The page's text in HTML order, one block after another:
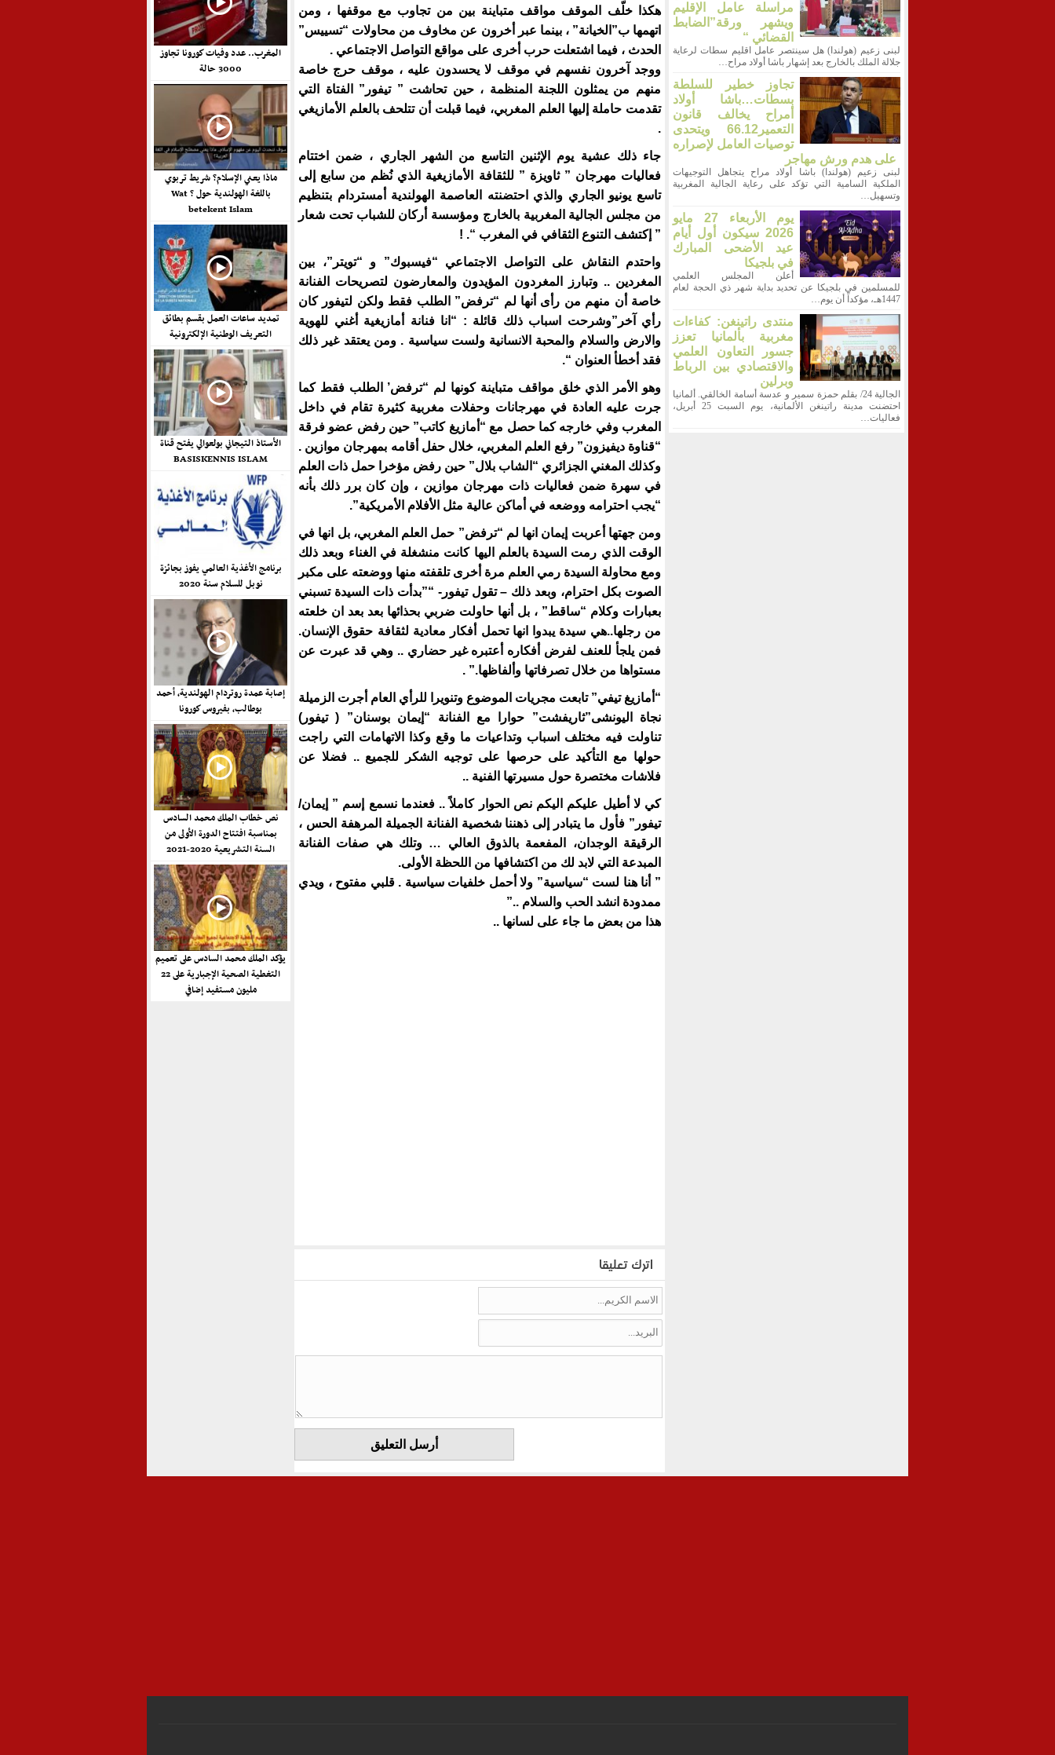
مراسلة عامل الإقليم
ويشهر ورقة”الضابط
القضائي “
لبنى زعيم (هولندا) هل سينتصر عامل اقليم سطات لرعاية
جلالة الملك بالخارج بعد إشهار باشا أولاد مراح…
تجاوز خطير للسلطة
بسطات…باشا أولاد
أمراح يخالف قانون
التعمير66.12 ويتحدى
توصيات العامل لإصراره
على هدم ورش مهاجر
لبنى زعيم (هولندا) باشا أولاد مراح يتجاهل التوجيهات
الملكية السامية التي تؤكد على رعاية الجالية المغربية
وتسهيل…
يوم الأربعاء 27 مايو
2026 سيكون أول أيام
عيد الأضحى المبارك
في بلجيكا
أعلن المجلس العلمي
للمسلمين في بلجيكا عن تحديد بداية شهر ذي الحجة لعام
1447هـ، مؤكداً أن يوم…
منتدى راتينغن: كفاءات
مغربية بألمانيا تعزز
جسور التعاون العلمي
والاقتصادي بين الرباط
وبرلين
الجالية 24/ بقلم حمزة سمير و عدسة أسامة الخالقي. ألمانيا
احتضنت مدينة راتينغن الألمانية، يوم السبت 25 أبريل،
فعاليات…
هكذا خلّف الموقف مواقف متباينة بين من تجاوب مع موقفها ، ومن
اتهمها ب”الخيانة” ، بينما عبر أخرون عن مخاوف من محاولات “تسييس”
الحدث ، فيما اشتعلت حرب أخرى على مواقع التواصل الاجتماعي .
ووجد آخرون نفسهم في موقف لا يحسدون عليه ، موقف حرج خاصة
منهم من يمثلون اللجنة المنظمة ، حين تحاشت ” تيفور” الفتاة التي
تقدمت حاملة إليها العلم المغربي، فيما قبلت أن تتلحف بالعلم الأمازيغي
.
جاء ذلك عشية يوم الإثنين التاسع من الشهر الجاري ، ضمن اختتام
فعاليات مهرجان ” ثاويزة ” للثقافة الأمازيغية الذي نُظم من سابع إلى
تاسع يونيو الجاري والذي احتضنته العاصمة الهولندية أمستردام بتنظيم
من مجلس الجالية المغربية بالخارج ومؤسسة أركان للشباب تحت شعار
” إكتشف التنوع الثقافي في المغرب “. !
واحتدم النقاش على التواصل الاجتماعي “فيسبوك” و “تويتر”، بين
المغردين .. وتبارز المغردون المؤيدون والمعارضون لتصريحات الفنانة
خاصة أن منهم من رأى أنها لم “ترفض” الطلب فقط ولكن لتيفور كان
رأي آخر”وشرحت اسباب ذلك قائلة : “انا فنانة أمازيغية أغني للهوية
والارض والسلام والمحبة الانسانية ولست سياسية . ومن يعتقد غير ذلك
فقد أخطأ العنوان “.
وهو الأمر الذي خلق مواقف متباينة كونها لم “ترفض’ الطلب فقط كما
جرت عليه العادة في مهرجانات وحفلات مغربية كثيرة تقام في داخل
المغرب وفي خارجه كما حصل مع “أمازيغ كاتب” حين رفض عضو فرقة
“قناوة ديفيزون” رفع العلم المغربي، خلال حفل أقامه بمهرجان موازين .
وكذلك المغني الجزائري “الشاب بلال” حين رفض مؤخرا حمل ذات العلم
في سهرة ضمن فعاليات ذات مهرجان موازين ، وإن كان برر ذلك بأنه
“يجب احترامه ووضعه في أماكن عالية مثل الأفلام الأمريكية”.
ومن جهتها أعربت إيمان انها لم “ترفض” حمل العلم المغربي، بل انها في
الوقت الذي رمت السيدة بالعلم اليها كانت منشغلة في الغناء وبعد ذلك
ومع محاولة السيدة رمي العلم مرة أخرى تلقفته منها ووضعته على مكبر
الصوت بكل احترام، وبعد ذلك – تقول تيفور- “”بدأت ذات السيدة تسبني
بعبارات وكلام “ساقط” ، بل أنها حاولت ضربي بحذائها بعد بعد ان خلعته
من رجلها..هي سيدة يبدوا انها تحمل أفكار معادية لثقافة حقوق الإنسان.
فمن يلجأ للعنف لفرض أفكاره أعتبره غير حضاري .. وهي قد عبرت عن
مستواها من خلال تصرفاتها وألفاظها.” .
“أمازيغ تيفي” تابعت مجريات الموضوع وتنويرا للرأي العام أجرت الزميلة
نجاة اليونشى”ثاريفشت” حوارا مع الفنانة “إيمان بوسنان” ( تيفور)
تناولت فيه مختلف اسباب وتداعيات ما وقع وكذا الاتهامات التي راجت
حولها مع التأكيد على حرصها على توجيه الشكر للجميع .. فضلا عن
فلاشات مختصرة حول مسيرتها الفنية ..
كي لا أطيل عليكم اليكم نص الحوار كاملاً .. فعندما نسمع إسم ” إيمان/
تيفور” فأول ما يتبادر إلى ذهننا شخصية الفنانة الجميلة المرهفة الحس ،
الرقيقة الوجدان، المفعمة بالذوق العالي … وتلك هي صفات الفنانة
المبدعة التي لابد لك من اكتشافها من اللحظة الأولى.
” أنا هنا لست “سياسية” ولا أحمل خلفيات سياسية . قلبي مفتوح ، ويدي
ممدودة انشد الحب والسلام ..”
هذا من بعض ما جاء على لسانها ..
اترك تعليقا
المغرب.. عدد وفيات كورونا تجاوز
3000 حالة
ماذا يعني الإسلام؟ شريط تربوي
باللغة الهولندية حول ? Wat
betekent Islam
تمديد ساعات العمل بقسم بطائق
التعريف الوطنية الإلكترونية
الأستاذ التيجاني بولعوالي يفتح قناة
BASISKENNIS ISLAM
برنامج الأغذية العالمي يفوز بجائزة
نوبل للسلام سنة 2020
إصابة عمدة روتردام الهولندية، أحمد
بوطالب، بفيروس كورونا
نص خطاب الملك محمد السادس
بمناسبة افتتاح الدورة الأولى من
السنة التشريعية 2020-2021
يؤكد الملك محمد السادس على تعميم
التغطية الصحية الإجبارية على 22
مليون مستفيد إضافي